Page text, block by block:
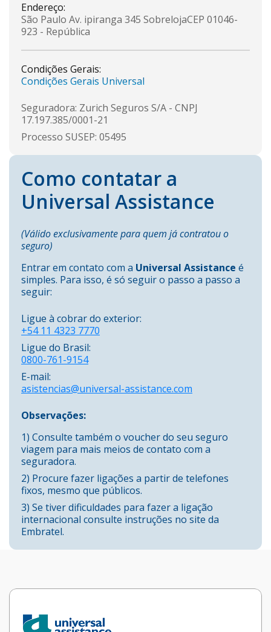
Endereço:
São Paulo Av. ipiranga 345 SobrelojaCEP 01046-
923 - República
Condições Gerais:
Condições Gerais Universal
Seguradora: Zurich Seguros S/A - CNPJ
17.197.385/0001-21
Processo SUSEP: 05495
Como contatar a
Universal Assistance
(Válido exclusivamente para quem já contratou o
seguro)
Entrar em contato com a Universal Assistance é
simples. Para isso, é só seguir o passo a passo a
seguir:
Ligue à cobrar do exterior:
+54 11 4323 7770
Ligue do Brasil:
0800-761-9154
E-mail:
asistencias@universal-assistance.com
Observações:
1) Consulte também o voucher do seu seguro
viagem para mais meios de contato com a
seguradora.
2) Procure fazer ligações a partir de telefones
fixos, mesmo que públicos.
3) Se tiver dificuldades para fazer a ligação
internacional consulte instruções no site da
Embratel.